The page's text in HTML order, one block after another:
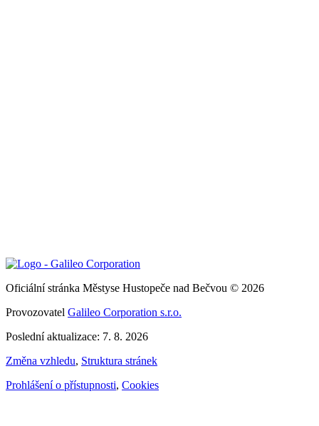
Oficiální stránka Městyse Hustopeče nad Bečvou © 2026
Provozovatel Galileo Corporation s.r.o.
Poslední aktualizace: 7. 8. 2026
Změna vzhledu, Struktura stránek
Prohlášení o přístupnosti, Cookies